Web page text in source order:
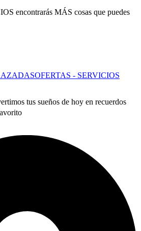
encontrarás MÁS cosas que puedes
OFERTAS - SERVICIOS
tus sueños de hoy en recuerdos